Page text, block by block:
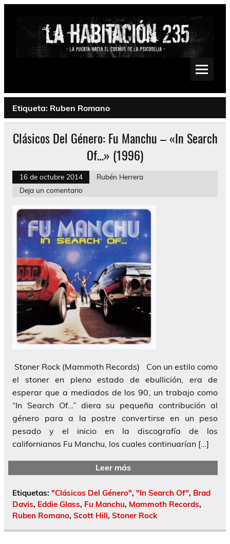
Saltar
Psychedelic, Stoner, Doom, Sludge, Fuzz, Space, Drone
Etiqueta: Ruben Romano
Clásicos Del Género: Fu Manchu – «In Search
Of…» (1996)
16 de octubre 2014
Rubén Herrera
Deja un comentario
Stoner Rock (Mammoth Records) Con un estilo como
el stoner en pleno estado de ebullición, era de
esperar que a mediados de los 90, un trabajo como
“In Search Of…” diera su pequeña contribución al
género para a la postre convertirse en un peso
pesado y el inicio en la discografía de los
californianos Fu Manchu, los cuales continuarían […]
Leer más
Etiquetas: "Clásicos Del Género", "In Search Of", Brad
Davis, Eddie Glass, Fu Manchu, Mammoth Records,
Ruben Romano, Scott Hill, Stoner Rock